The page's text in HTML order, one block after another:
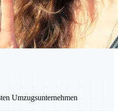
Umzugsunternehmen